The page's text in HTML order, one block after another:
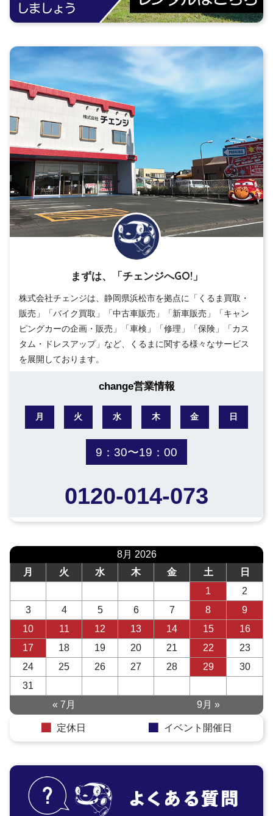
まずは、「チェンジへGO!」
株式会社チェンジは、静岡県浜松市を拠点に「くるま買取・
販売」「バイク買取」「中古車販売」「新車販売」「キャン
ピングカーの企画・販売」「車検」「修理」「保険」「カス
タム・ドレスアップ」など、くるまに関する様々なサービス
を展開しております。
change営業情報
月 火 水 木 金 日
9：30〜19：00
0120-014-073
8月 2026
月
火 水 木 金 土
日
1
2
3
4 5 6 7 8
9
10
11 12 13 14 15
16
17
18 19 20 21 22
23
24
25 26 27 28 29
30
31
« 7月
9月 »
定休日 イベント開催日